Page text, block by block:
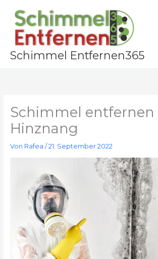
Inhalt
springen
Schimmel Entfernen365
Schimmel entfernen
Hinznang
Von Rafea /21. September 2022